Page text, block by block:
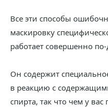
Все эти способы
маскировку
работает совершенно
Он содержит
в реакцию с
спирта, так что чем у